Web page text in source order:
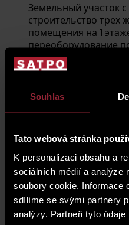
Souhlas
Tato webová stránka
K personalizaci obsahu a
sociálních médií a analýze
soubory cookie. Informace
sdílíme se svými partnery
analýzy. Partneři tyto
Земельный участок
строительство трех
помещения на 1
переоборудование
подвальные
находится в
на месте. До